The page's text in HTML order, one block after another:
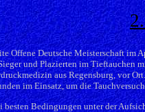
Offene Deutsche Meisterschaft im
und Plazierten im Tieftauchen
aus Regensburg, vor
im Einsatz, um die
besten Bedingungen unter der